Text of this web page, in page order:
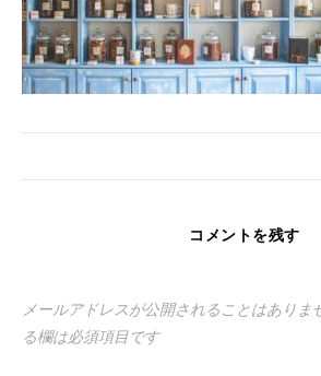
コメントを残す
メールアドレスが公開されることはありま
る欄は必須項目です